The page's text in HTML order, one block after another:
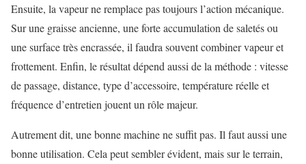
Ensuite, la vapeur ne remplace pas toujours l’action mécanique.
Sur une graisse ancienne, une forte accumulation de saletés ou
une surface très encrassée, il faudra souvent combiner vapeur et
frottement. Enfin, le résultat dépend aussi de la méthode : vitesse
de passage, distance, type d’accessoire, température réelle et
fréquence d’entretien jouent un rôle majeur.
Autrement dit, une bonne machine ne suffit pas. Il faut aussi une
bonne utilisation. Cela peut sembler évident, mais sur le terrain,